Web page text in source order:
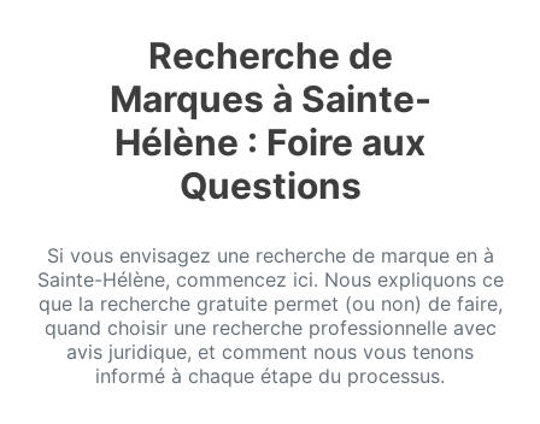
Recherche de
Marques à Sainte-
Hélène : Foire aux
Questions
Si vous envisagez une recherche de marque en à
Sainte-Hélène, commencez ici. Nous expliquons ce
que la recherche gratuite permet (ou non) de faire,
quand choisir une recherche professionnelle avec
avis juridique, et comment nous vous tenons
informé à chaque étape du processus.